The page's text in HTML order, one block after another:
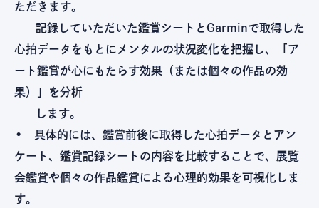
ただきます。
記録していただいた鑑賞シートとGarminで取得した
心拍データをもとにメンタルの状況変化を把握し、「ア
ート鑑賞が心にもたらす効果（または個々の作品の効
果）」を分析
します。
• 具体的には、鑑賞前後に取得した心拍データとアン
ケート、鑑賞記録シートの内容を比較することで、展覧
会鑑賞や個々の作品鑑賞による心理的効果を可視化しま
す。